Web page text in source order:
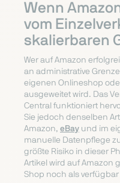
Wenn
vom
skalierbaren
Wer auf Amazon
an administrative
eigenen Onlineshop
ausgeweitet wird. Das
Central funktioniert
Sie jedoch denselben
Amazon, eBay und im
manuelle Datenpflege
größte Risiko in dieser
Artikel wird auf Amazon
Shop noch als verfügbar